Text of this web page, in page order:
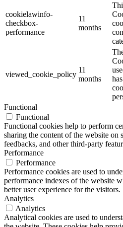
cookielawinfo-
checkbox-
performance
11
months
viewed_cookie_policy
11
months
Functional
Functional
Functional cookies help to perform
sharing the content of the website on
feedbacks, and other third-party
Performance
Performance
Performance cookies are used to
performance indexes of the website
better user experience for the visitors.
Analytics
Analytics
Analytical cookies are used to